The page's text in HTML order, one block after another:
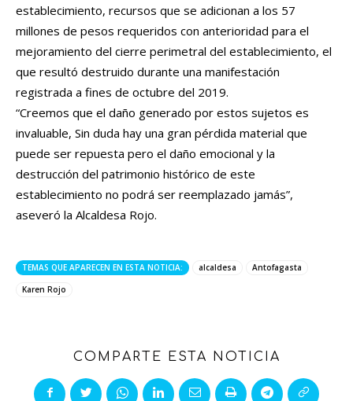
establecimiento, recursos que se adicionan a los 57
millones de pesos requeridos con anterioridad para el
mejoramiento del cierre perimetral del establecimiento, el
que resultó destruido durante una manifestación
registrada a fines de octubre del 2019.
“Creemos que el daño generado por estos sujetos es
invaluable, Sin duda hay una gran pérdida material que
puede ser repuesta pero el daño emocional y la
destrucción del patrimonio histórico de este
establecimiento no podrá ser reemplazado jamás”,
aseveró la Alcaldesa Rojo.
TEMAS QUE APARECEN EN ESTA NOTICIA: alcaldesa
Antofagasta
Karen Rojo
COMPARTE ESTA NOTICIA